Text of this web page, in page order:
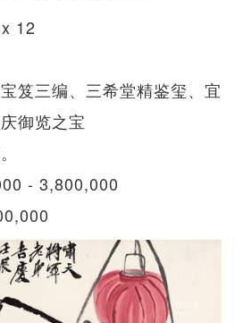
12
笈三编、三希堂精鉴玺、宜
御览之宝
- 3,800,000